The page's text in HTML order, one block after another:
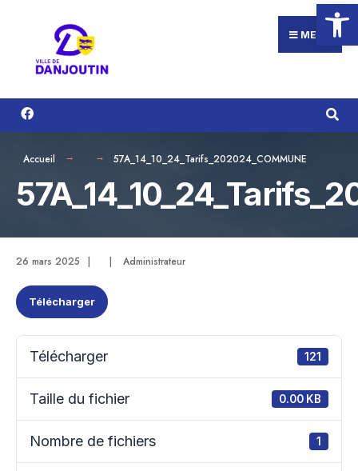
Ouvrir
contenu
MENU
Accueil 57A_14_10_24_Tarifs_202024_COMMUNE
26 mars 2025 | | Administrateur
Télécharger
Télécharger 121
Taille du fichier 0.00 KB
Nombre de fichiers 1
for: